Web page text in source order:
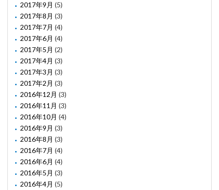
2017年9月 (5)
2017年8月 (3)
2017年7月 (4)
2017年6月 (4)
2017年5月 (2)
2017年4月 (3)
2017年3月 (3)
2017年2月 (3)
2016年12月 (3)
2016年11月 (3)
2016年10月 (4)
2016年9月 (3)
2016年8月 (3)
2016年7月 (4)
2016年6月 (4)
2016年5月 (3)
2016年4月 (5)